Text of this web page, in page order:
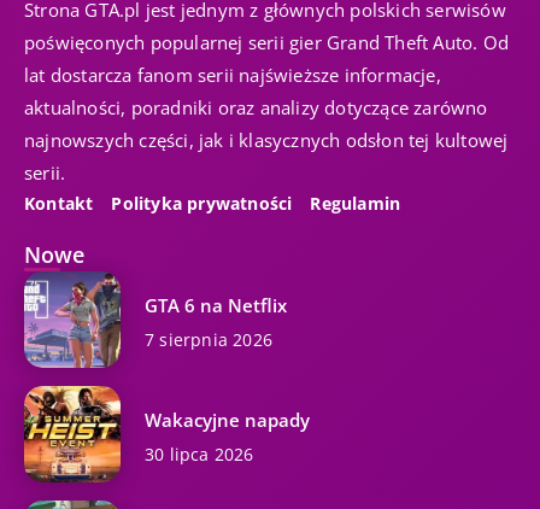
Strona GTA.pl jest jednym z głównych polskich serwisów
poświęconych popularnej serii gier Grand Theft Auto. Od
lat dostarcza fanom serii najświeższe informacje,
aktualności, poradniki oraz analizy dotyczące zarówno
najnowszych części, jak i klasycznych odsłon tej kultowej
serii.
Kontakt Polityka prywatności Regulamin
Nowe
GTA 6 na Netflix
7 sierpnia 2026
Wakacyjne napady
30 lipca 2026